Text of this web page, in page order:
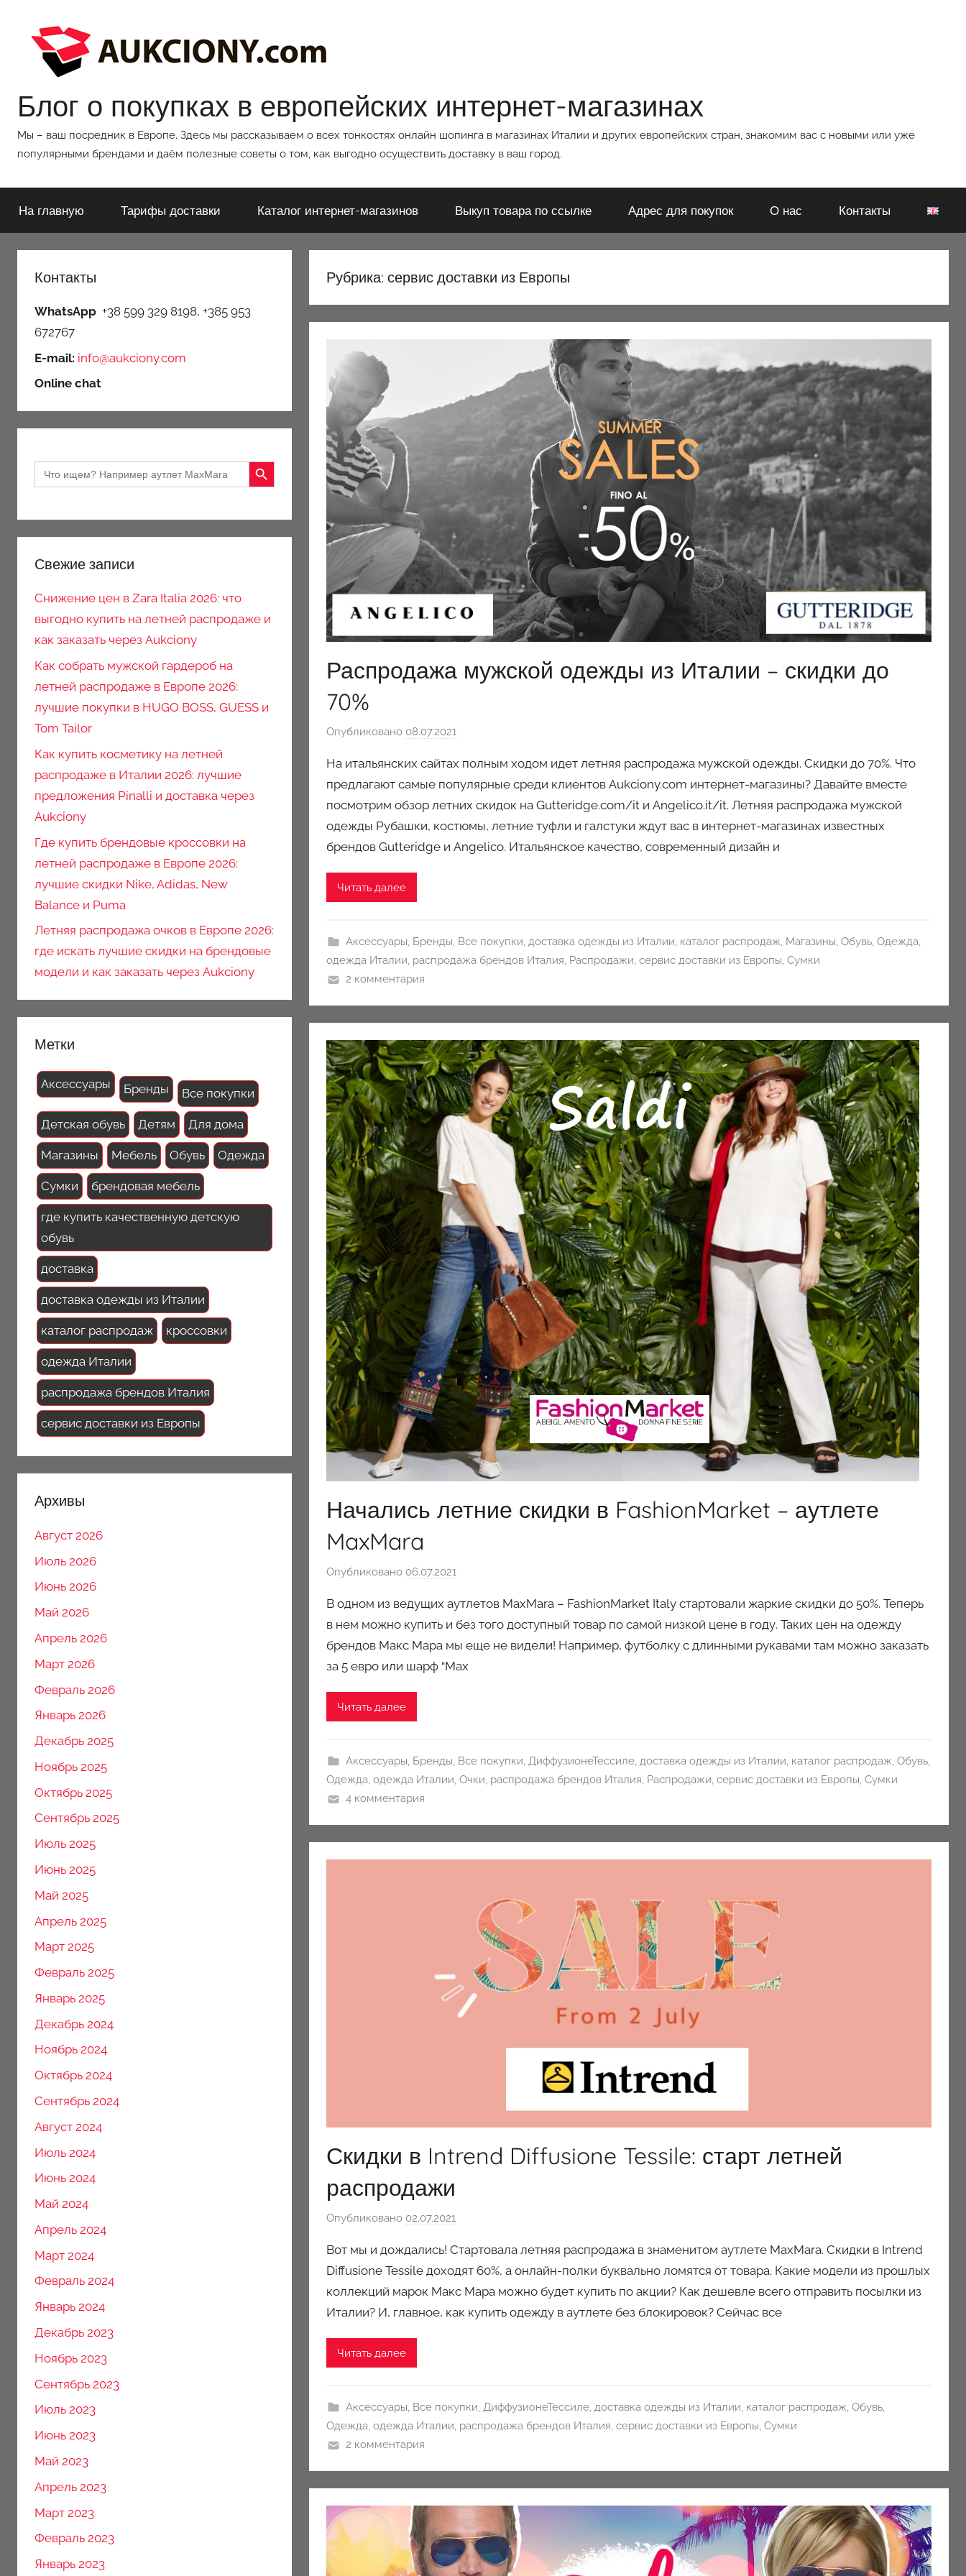
содержимому
Блог о покупках в европейских интернет-магазинах
Мы – ваш посредник в Европе. Здесь мы рассказываем о всех тонкостях онлайн шопинга в магазинах Италии и других европейских стран, знакомим вас с новыми или уже
популярными брендами и даём полезные советы о том, как выгодно осуществить доставку в ваш город.
На главную Тарифы доставки Каталог интернет-магазинов Выкуп товара по ссылке Адрес для покупок О нас Контакты
Рубрика: сервис доставки из Европы
Распродажа мужской одежды из Италии – скидки до
70%
Опубликовано 08.07.2021а
т
о
р
о
м
o
На итальянских сайтах полным ходом идет летняя распродажа мужской одежды. Скидки до 70%. Что
предлагают самые популярные среди клиентов Aukciony.com интернет-магазины? Давайте вместе
посмотрим обзор летних скидок на Gutteridge.com/it и Angelico.it/it. Летняя распродажа мужской
одежды Рубашки, костюмы, летние туфли и галстуки ждут вас в интернет-магазинах известных
брендов Gutteridge и Angelico. Итальянское качество, современный дизайн и
Читать далее
Аксессуары, Бренды, Все покупки,доставка одежды из Италии, каталог распродаж, Магазины,Обувь,Одежда,
одежда Италии, распродажа брендов Италия, Распродажи, сервис доставки из Европы, Сумки
2 комментария
Начались летние скидки в FashionMarket – аутлете
MaxMara
Опубликовано 06.07.2021а
т
о
р
о
c
В одном из ведущих аутлетов MaxMara – FashionMarket Italy стартовали жаркие скидки до 50%. Теперь
в нем можно купить и без того доступный товар по самой низкой цене в году. Таких цен на одежду
брендов Макс Мара мы еще не видели! Например, футболку с длинными рукавами там можно заказать
за 5 евро или шарф “Max
Читать далее
Аксессуары, Бренды, Все покупки,ДиффузионеТессиле,доставка одежды из Италии, каталог распродаж,Обувь,
Одежда, одежда Италии, Очки, распродажа брендов Италия, Распродажи, сервис доставки из Европы, Сумки
4 комментария
Скидки в Intrend Diffusione Tessile: старт летней
распродажи
Опубликовано 02.07.2021а
т
о
р
о
c
Вот мы и дождались! Стартовала летняя распродажа в знаменитом аутлете MaxMara. Скидки в Intrend
Diffusione Tessile доходят 60%, а онлайн-полки буквально ломятся от товара. Какие модели из прошлых
коллекций марок Макс Мара можно будет купить по акции? Как дешевле всего отправить посылки из
Италии? И, главное, как купить одежду в аутлете без блокировок? Сейчас все
Читать далее
Аксессуары, Все покупки,ДиффузионеТессиле,доставка одежды из Италии, каталог распродаж,Обувь,
Одежда, одежда Италии, распродажа брендов Италия, сервис доставки из Европы, Сумки
2 комментария
Контакты
WhatsApp +38 599 329 8198, +385 953
672767
E-mail: info@aukciony.com
Online chat
Search
for:
Search Button
Свежие записи
Снижение цен в Zara Italia 2026: что
выгодно купить на летней распродаже и
как заказать через Aukciony
Как собрать мужской гардероб на
летней распродаже в Европе 2026:
лучшие покупки в HUGO BOSS, GUESS и
Tom Tailor
Как купить косметику на летней
распродаже в Италии 2026: лучшие
предложения Pinalli и доставка через
Aukciony
Где купить брендовые кроссовки на
летней распродаже в Европе 2026:
лучшие скидки Nike, Adidas, New
Balance и Puma
Летняя распродажа очков в Европе 2026:
где искать лучшие скидки на брендовые
модели и как заказать через Aukciony
Метки
Аксессуары Бренды Все покупки
Детская обувь Детям Для дома
Магазины Мебель Обувь Одежда
Сумки брендовая мебель
где купить качественную детскую
обувь
доставка
доставка одежды из Италии
каталог распродаж кроссовки
одежда Италии
распродажа брендов Италия
сервис доставки из Европы
Архивы
Август 2026
Июль 2026
Июнь 2026
Май 2026
Апрель 2026
Март 2026
Февраль 2026
Январь 2026
Декабрь 2025
Ноябрь 2025
Октябрь 2025
Сентябрь 2025
Июль 2025
Июнь 2025
Май 2025
Апрель 2025
Март 2025
Февраль 2025
Январь 2025
Декабрь 2024
Ноябрь 2024
Октябрь 2024
Сентябрь 2024
Август 2024
Июль 2024
Июнь 2024
Май 2024
Апрель 2024
Март 2024
Февраль 2024
Январь 2024
Декабрь 2023
Ноябрь 2023
Сентябрь 2023
Июль 2023
Июнь 2023
Май 2023
Апрель 2023
Март 2023
Февраль 2023
Январь 2023